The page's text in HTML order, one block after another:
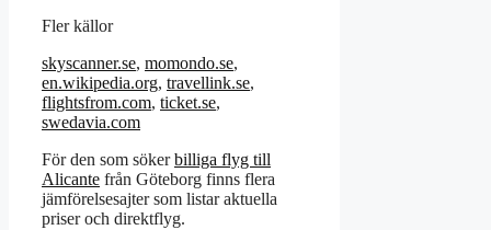
Fler källor
skyscanner.se, momondo.se,
en.wikipedia.org, travellink.se,
flightsfrom.com, ticket.se,
swedavia.com
För den som sökerbilliga flyg till
Alicante från Göteborg finns flera
jämförelsesajter som listar aktuella
priser och direktflyg.